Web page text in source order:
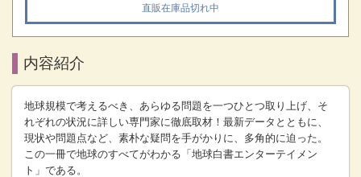
直販在庫品切れ中
内容紹介
地球規模で考えるべき、あらゆる問題を一つひとつ取り上げ、そ
れぞれの状況に詳しい専門家に徹底取材！最新データとともに、
現状や問題点など、素朴な疑問を手がかりに、多角的に迫った。
この一冊で地球のすべてがわかる「地球白書エンターテイメン
ト」である。